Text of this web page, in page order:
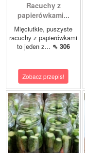
Racuchy z
papierówkami...
Mięciutkie, puszyste
racuchy z papierówkami
to jeden z... ⇖ 306
Zobacz przepis!